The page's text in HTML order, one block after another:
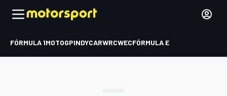
FÓRMULA 1MOTOGPINDYCARWRCWECFÓRMULA E